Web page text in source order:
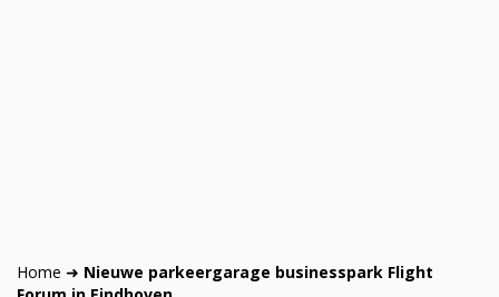
Home ➜ Nieuwe parkeergarage businesspark Flight